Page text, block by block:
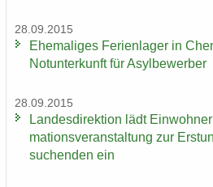
28.09.2015
Ehe­ma­li­ges Fe­ri­en­la­ger in
Not­un­ter­kunft für Asyl­be­wer­ber
28.09.2015
Lan­des­di­rek­ti­on lädt
ma­ti­ons­ver­an­stal­tung zur
su­chen­den ein